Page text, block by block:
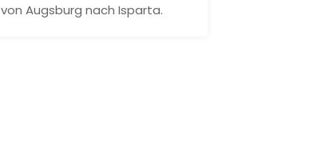
von Augsburg nach Isparta.